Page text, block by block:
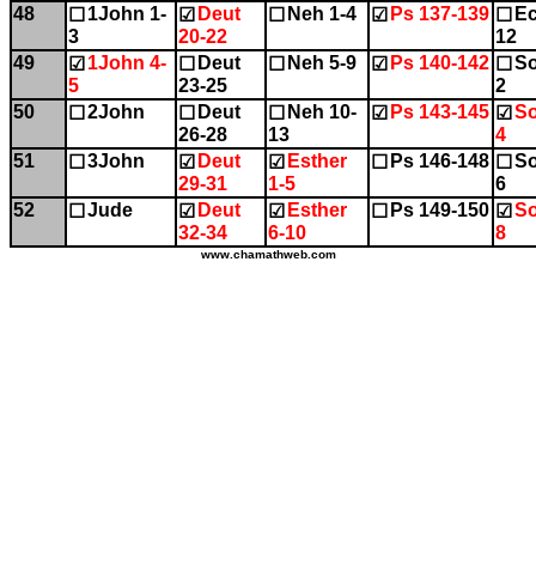
48
☐ 1John 1-
3
☑ Deut
20-22
☐ Neh 1-4 ☑ Ps 137-139 ☐
12
49
☑ 1John 4-
5
☐ Deut
23-25
☐ Neh 5-9 ☑ Ps 140-142 ☐
2
50
☐ 2John ☐ Deut
26-28
☐ Neh 10-
13
☑ Ps 143-145 ☑
4
51
☐ 3John ☑ Deut
29-31
☑ Esther
1-5
☐ Ps 146-148 ☐
6
52
☐ Jude ☑ Deut
32-34
☑ Esther
6-10
☐ Ps 149-150 ☑
8
www.chamathweb.com